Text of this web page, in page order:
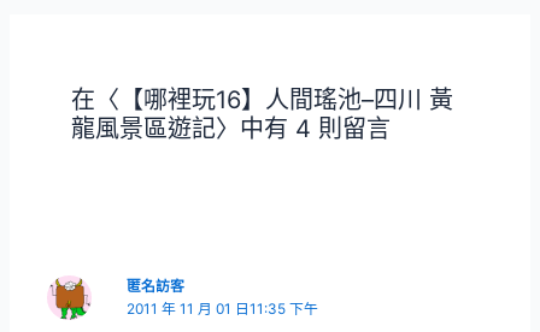
在〈【哪裡玩16】人間瑤池–四川 黃
龍風景區遊記〉中有 4 則留言
匿名訪客
2011 年 11 月 01 日11:35 下午